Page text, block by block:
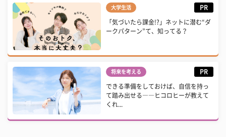
大学生活 PR
「気づいたら課金!?」ネットに潜む“ダ
ークパターン”て、知ってる？
将来を考える PR
できる準備をしておけば、自信を持っ
て踏み出せる――ヒコロヒーが教えて
くれ...